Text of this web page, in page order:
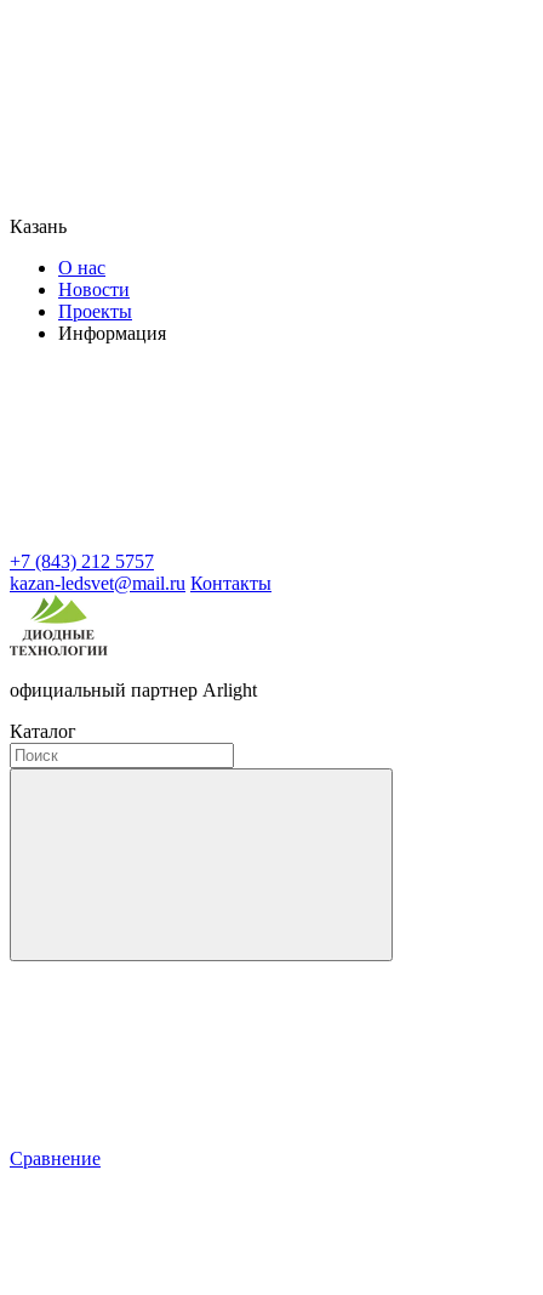
Казань
О нас
Новости
Проекты
Информация
+7 (843) 212 5757
kazan-ledsvet@mail.ru Контакты
официальный партнер Arlight
Каталог
Сравнение